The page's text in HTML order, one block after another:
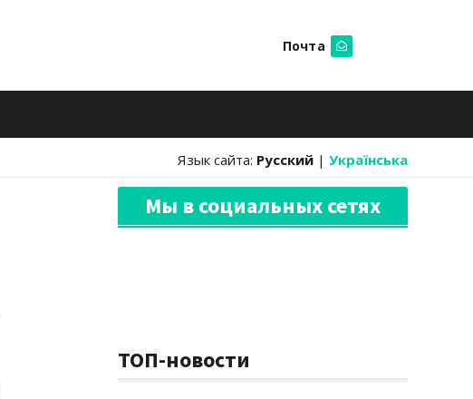
Почта
Язык сайта: Русский | Українська
Мы в социальных сетях
ТОП-новости